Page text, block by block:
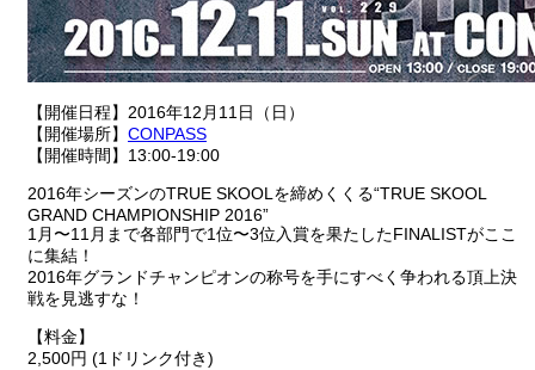
【開催日程】2016年12月11日（日）
【開催場所】 CONPASS
【開催時間】13:00-19:00
2016年シーズンのTRUE SKOOLを締めくくる“TRUE SKOOL
GRAND CHAMPIONSHIP 2016”
1月〜11月まで各部門で1位〜3位入賞を果たしたFINALISTがここ
に集結！
2016年グランドチャンピオンの称号を手にすべく争われる頂上決
戦を見逃すな！
【料金】
2,500円 (1ドリンク付き)